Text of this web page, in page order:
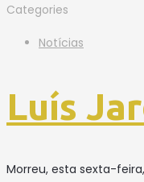
Categories
Notícias
Luís
Morreu, esta sexta-